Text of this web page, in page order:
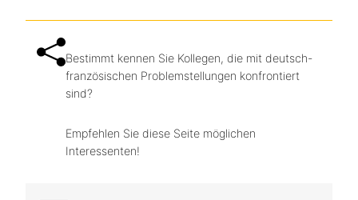
Bestimmt kennen Sie Kollegen, die mit deutsch-
französischen Problemstellungen konfrontiert
sind?
Empfehlen Sie diese Seite möglichen
Interessenten!